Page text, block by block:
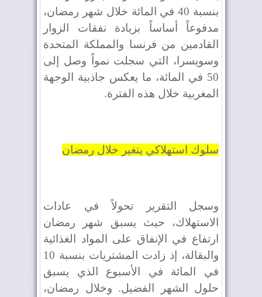
بنسبة 40 في المائة خلال شهر رمضان،
مدفوعاً أساساً بزيادة نفقات الزوار
القادمين من فرنسا والمملكة المتحدة
وسويسرا، التي سجلت نمواً وصل إلى
50 في المائة، ما يعكس جاذبية الوجهة
المغربية خلال هذه الفترة.
سلوك استهلاكي يتغير خلال رمضان
وسجل التقرير تحولاً في عادات
الاستهلاك، حيث يسبق شهر رمضان
ارتفاع في الإنفاق على المواد الغذائية
والبقالة، إذ زادت المشتريات بنسبة 10
في المائة في الأسبوع الذي يسبق
حلول الشهر الفضيل. وخلال رمضان،